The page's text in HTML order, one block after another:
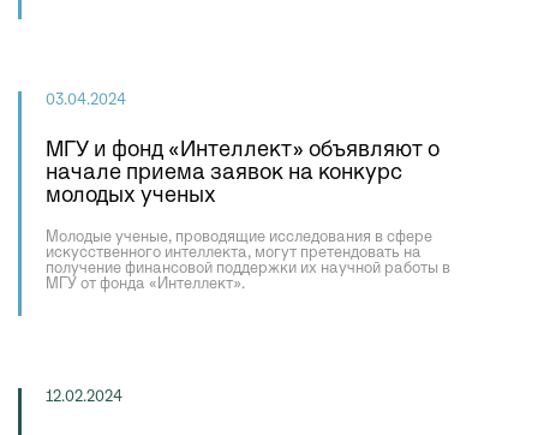
03.04.2024
МГУ и фонд «Интеллект» объявляют о
начале приема заявок на конкурс
молодых ученых
Молодые ученые, проводящие исследования в сфере
искусственного интеллекта, могут претендовать на
получение финансовой поддержки их научной работы в
МГУ от фонда «Интеллект».
12.02.2024